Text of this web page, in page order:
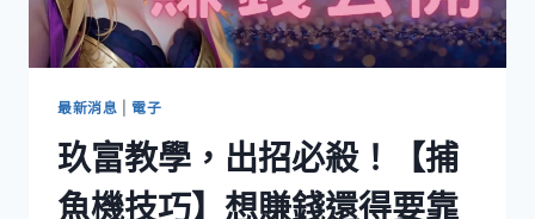
最新消息 電子
玖富教學，出招必殺！【捕
魚機技巧】想賺錢還得要靠